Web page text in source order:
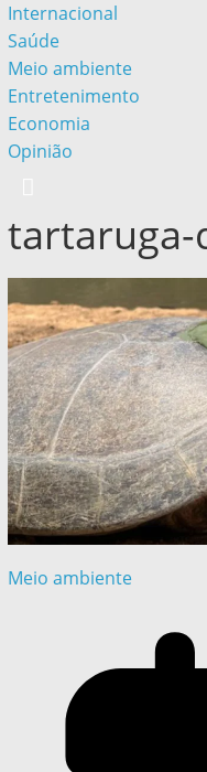
Internacional
Saúde
Meio ambiente
Entretenimento
Economia
Opinião
tartaruga-
Meio ambiente